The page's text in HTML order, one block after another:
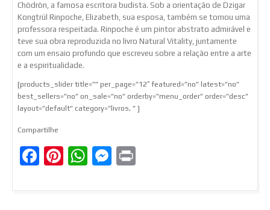
Chödrön, a famosa escritora budista. Sob a orientação de Dzigar
Kongtrül Rinpoche, Elizabeth, sua esposa, também se tornou uma
professora respeitada. Rinpoche é um pintor abstrato admirável e
teve sua obra reproduzida no livro Natural Vitality, juntamente
com um ensaio profundo que escreveu sobre a relação entre a arte
e a espiritualidade.
[products_slider title=”” per_page=”12″ featured=”no” latest=”no”
best_sellers=”no” on_sale=”no” orderby=”menu_order” order=”desc”
layout=”default” category=”livros, ” ]
Compartilhe
Facebook
Pinterest
WhatsApp
Messenger